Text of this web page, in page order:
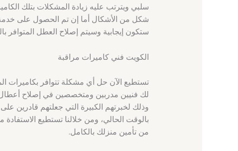
سلبي ويترتب عليه زيادة المشكلات بتلك
شكل من الأشكال أما إن تم الحصول على
ستكون إيجابية وسيتم إصلاح العطل المتوافر
الكويت فني كاميرات مراقبة
تستطيع الآن حل أي مشكلة تتوافر بكاميرات
لك فنيين مدربين ومتخصصين في إصلاح
وذلك لخبرتهم الكبيرة التي جعلتهم قادرين
بالوقت الحالي، ومن خلالنا تستطيع
من تأمين منزلك بالكامل.